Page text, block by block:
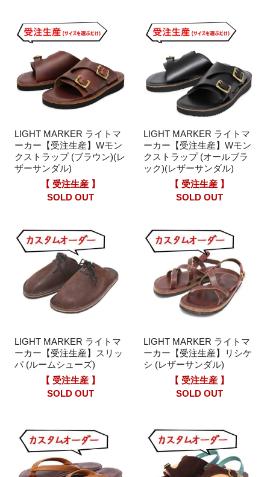
LIGHT MARKER ライトマ
ーカー【受注生産】Wモン
クストラップ (ブラウン)(レ
ザーサンダル)
【 受注生産 】
SOLD OUT
LIGHT MARKER ライトマ
ーカー【受注生産】Wモン
クストラップ (オールブラ
ック)(レザーサンダル)
【 受注生産 】
SOLD OUT
LIGHT MARKER ライトマ
ーカー【受注生産】スリッ
パ (ルームシューズ)
【 受注生産 】
SOLD OUT
LIGHT MARKER ライトマ
ーカー【受注生産】リシケ
シ (レザーサンダル)
【 受注生産 】
SOLD OUT